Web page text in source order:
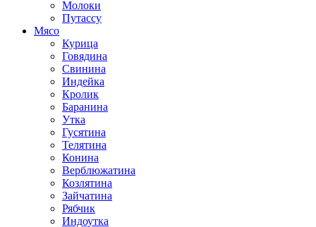
Молоки
Путассу
Мясо
Курица
Говядина
Свинина
Индейка
Кролик
Баранина
Утка
Гусятина
Телятина
Конина
Верблюжатина
Козлятина
Зайчатина
Рябчик
Индоутка